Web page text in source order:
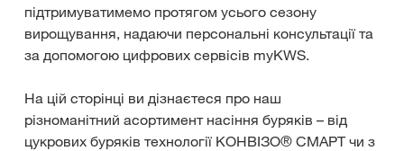
підтримуватимемо протягом усього сезону
вирощування, надаючи персональні консультації та
за допомогою цифрових сервісів myKWS.
На цій сторінці ви дізнаєтеся про наш
різноманітний асортимент насіння буряків – від
цукрових буряків технології КОНВІЗО® СМАРТ чи з